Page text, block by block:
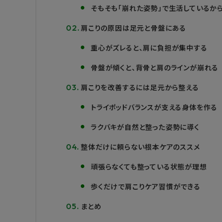
そもそも「崩れた姿勢」で生活しているか
肩こりの原因は足元と骨盤にある
重心がズレると、肩に負担が集中する
骨盤が傾くと、背骨と肩のラインが崩れる
肩こりを改善するには足元から整える
トライポッドバランスが支える身体を作る
ラクバキが自然と整った姿勢に導く
整体だけに頼らない根本ケアのススメ
頑張らなくても整っている状態が理想
歩くだけで肩こりケア習慣ができる
まとめ